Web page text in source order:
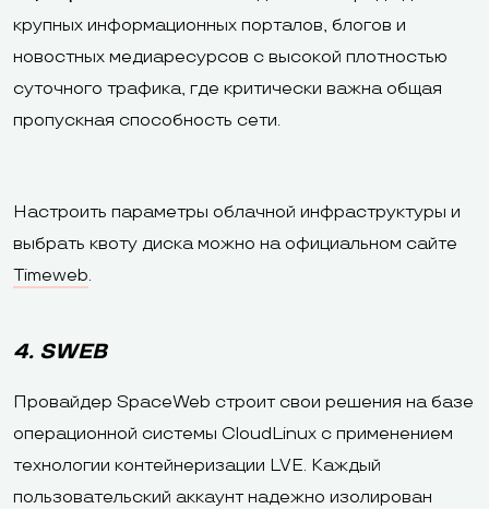
крупных информационных порталов, блогов и
новостных медиаресурсов с высокой плотностью
суточного трафика, где критически важна общая
пропускная способность сети.
Настроить параметры облачной инфраструктуры и
выбрать квоту диска можно на официальном сайте
Timeweb.
4. SWEB
Провайдер SpaceWeb строит свои решения на базе
операционной системы CloudLinux с применением
технологии контейнеризации LVE. Каждый
пользовательский аккаунт надежно изолирован